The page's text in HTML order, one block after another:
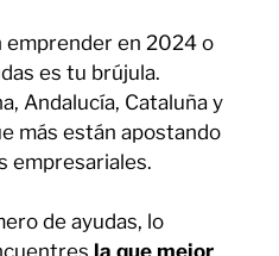
emprender en 2024 o
es tu brújula.
Andalucía, Cataluña y
más están apostando
empresariales.
de ayudas, lo